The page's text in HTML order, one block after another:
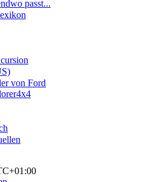
passt...
von Ford